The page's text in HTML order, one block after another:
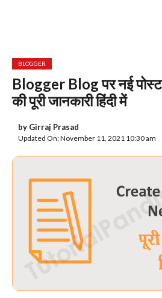
BLOGGER
Blogger Blog पर नई
की पूरी जानकारी हिंदी में
by Girraj Prasad
Updated On: November 11, 2021 10:30 am